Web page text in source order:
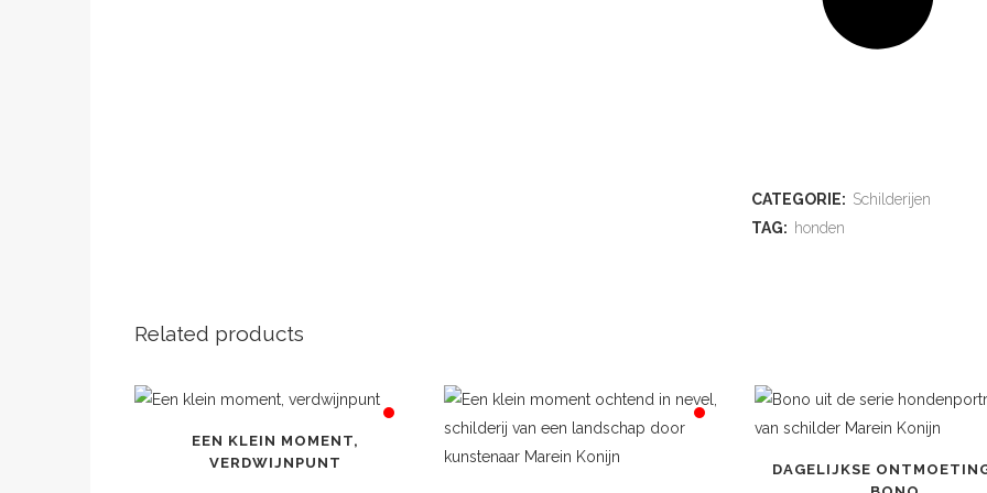
CATEGORIE: Schilderijen
TAG: honden
Related products
EEN KLEIN MOMENT,
VERDWIJNPUNT
DAGELIJKSE